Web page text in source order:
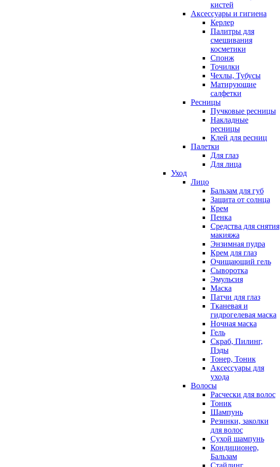
кистей
Аксессуары и гигиена
Керлер
Палитры для
смешивания
косметики
Спонж
Точилки
Чехлы, Тубусы
Матирующие
салфетки
Ресницы
Пучковые ресницы
Накладные
ресницы
Клей для ресниц
Палетки
Для глаз
Для лица
Уход
Лицо
Бальзам для губ
Защита от солнца
Крем
Пенка
Средства для снятия
макияжа
Энзимная пудра
Крем для глаз
Очищающий гель
Сыворотка
Эмульсия
Маска
Патчи для глаз
Тканевая и
гидрогелевая маска
Ночная маска
Гель
Скраб, Пилинг,
Пэды
Тонер, Тоник
Аксессуары для
ухода
Волосы
Расчески для волос
Тоник
Шампунь
Резинки, заколки
для волос
Сухой шампунь
Кондиционер,
Бальзам
Стайлинг